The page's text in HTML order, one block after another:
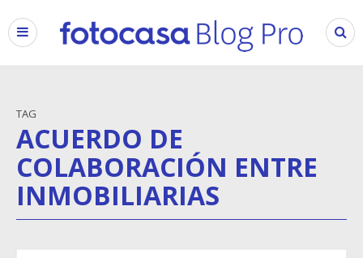
TAG
ACUERDO DE
COLABORACIÓN ENTRE
INMOBILIARIAS